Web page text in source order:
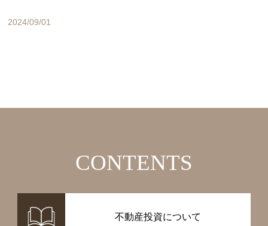
2024/09/01
CONTENTS
不動産投資について